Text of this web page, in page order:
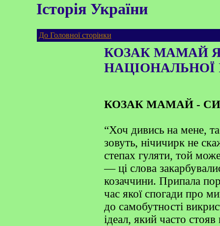
Історія України
До Головної сторінки
КОЗАК МАМАЙ
НАЦІОНАЛЬНОЇ
КОЗАК МАМАЙ -
“Хоч дивись на мене,
зовуть, нічичирк не
степах гуляти, той
— ці слова
козаччини. Припала
час якої спогади про
до самобутності
ідеал, який часто